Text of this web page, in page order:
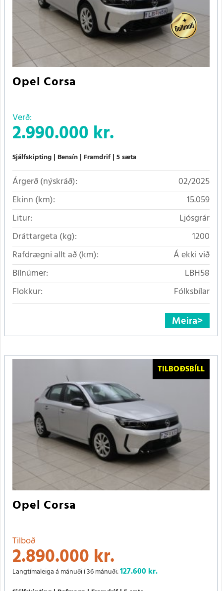
Opel Corsa
Verð:
2.990.000 kr.
Sjálfskipting Bensín Framdrif 5 sæta
Árgerð (nýskráð):
02/2025
Ekinn (km):
15.059
Litur:
Ljósgrár
Dráttargeta (kg):
1200
Rafdrægni allt að (km):
Á ekki við
Bílnúmer:
LBH58
Flokkur:
Fólksbílar
Meira
TILBOÐSBÍLL
Opel Corsa
Tilboð
2.890.000 kr.
Langtímaleiga á mánuði í 36 mánuði:127.600kr.